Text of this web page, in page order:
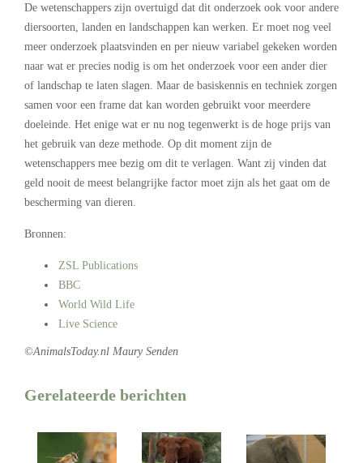
De wetenschappers zijn overtuigd dat dit onderzoek ook voor andere
diersoorten, landen en landschappen kan werken. Er moet nog veel
meer onderzoek plaatsvinden en per nieuw variabel gekeken worden
naar wat er precies nodig is om het onderzoek voor een ander dier
of landschap te laten slagen. Maar de basiskennis en techniek zorgen
samen voor een frame dat kan worden gebruikt voor meerdere
doeleinde. Het enige wat er nu nog tegenwerkt is de hoge prijs van
het gebruik van deze methode. Op dit moment zijn de
wetenschappers mee bezig om dit te verlagen. Want zij vinden dat
geld nooit de meest belangrijke factor moet zijn als het gaat om de
bescherming van dieren.
Bronnen:
ZSL Publications
BBC
World Wild Life
Live Science
©AnimalsToday.nl Maury Senden
Gerelateerde berichten